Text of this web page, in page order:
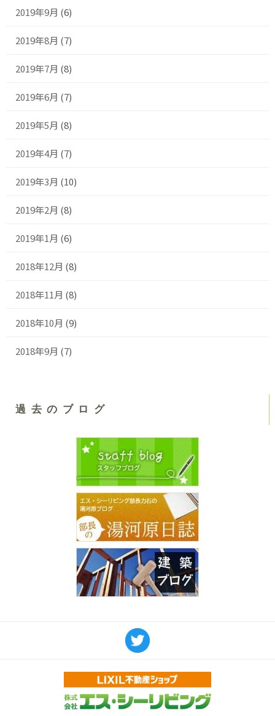
2019年9月 (6)
2019年8月 (7)
2019年7月 (8)
2019年6月 (7)
2019年5月 (8)
2019年4月 (7)
2019年3月 (10)
2019年2月 (8)
2019年1月 (6)
2018年12月 (8)
2018年11月 (8)
2018年10月 (9)
2018年9月 (7)
過去のブログ